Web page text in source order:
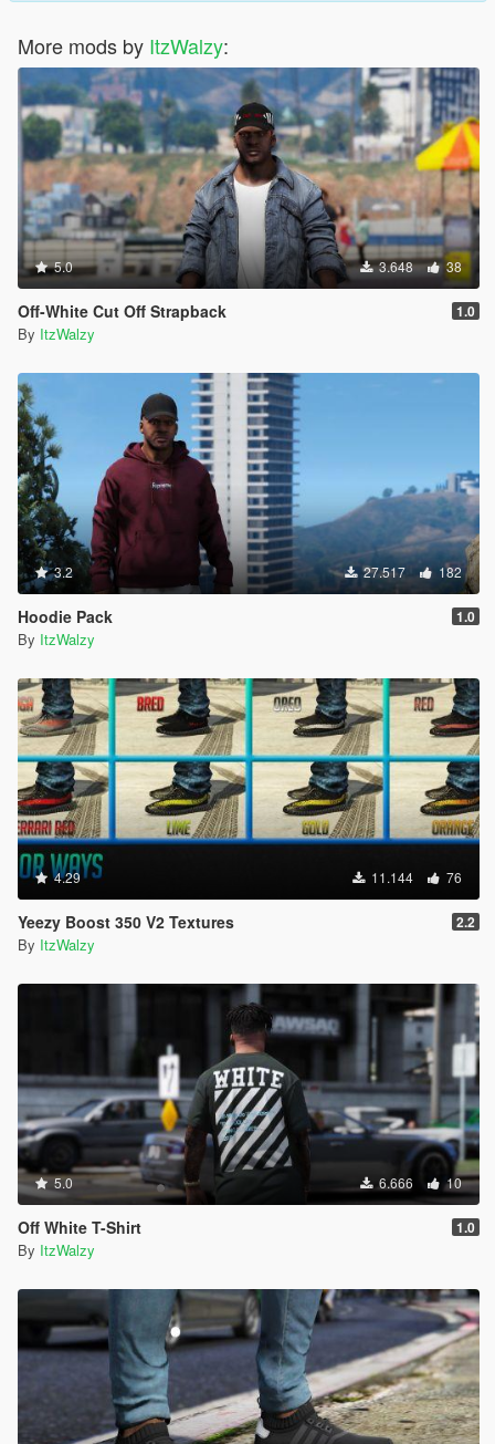
More mods by ItzWalzy:
5.0 3.648 38
Off-White Cut Off Strapback 1.0
By ItzWalzy
3.2 27.517 182
Hoodie Pack 1.0
By ItzWalzy
4.29 11.144 76
Yeezy Boost 350 V2 Textures 2.2
By ItzWalzy
5.0 6.666 10
Off White T-Shirt 1.0
By ItzWalzy